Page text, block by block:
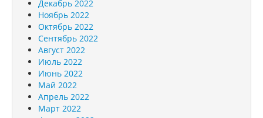
Декабрь 2022
Ноябрь 2022
Октябрь 2022
Сентябрь 2022
Август 2022
Июль 2022
Июнь 2022
Май 2022
Апрель 2022
Март 2022